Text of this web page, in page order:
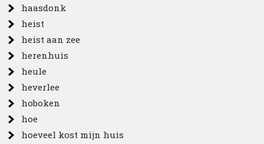
haasdonk
heist
heist aan zee
herenhuis
heule
heverlee
hoboken
hoe
hoeveel kost mijn huis